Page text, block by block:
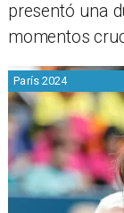
presentó una
momentos
París 2024